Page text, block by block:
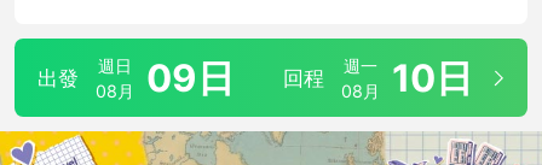
出發
週日
08月
09日 回程
週一
08月
10日